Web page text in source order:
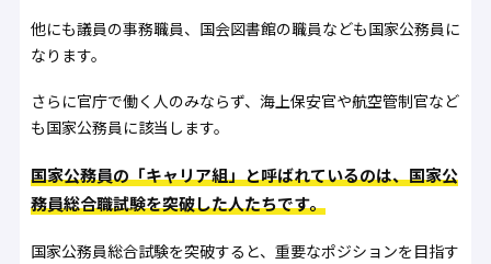
他にも議員の事務職員、国会図書館の職員なども国家公務員に
なります。
さらに官庁で働く人のみならず、海上保安官や航空管制官など
も国家公務員に該当します。
国家公務員の「キャリア組」と呼ばれているのは、国家公
務員総合職試験を突破した人たちです。
国家公務員総合試験を突破すると、重要なポジションを目指す